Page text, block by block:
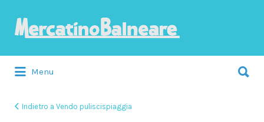
Menu
Indietro a Vendo puliscispiaggia